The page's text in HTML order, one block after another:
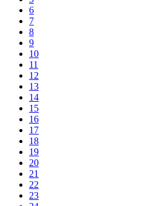
6
7
8
9
10
11
12
13
14
15
16
17
18
19
20
21
22
23